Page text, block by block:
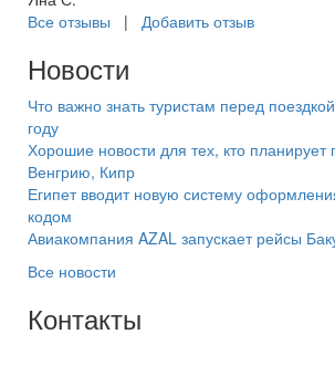
Все отзывы | Добавить отзыв
Новости
Что важно знать туристам перед
году
Хорошие новости для тех, кто планирует
Венгрию, Кипр
Египет вводит новую систему
кодом
Авиакомпания AZAL запускает рейсы
Все новости
Контакты